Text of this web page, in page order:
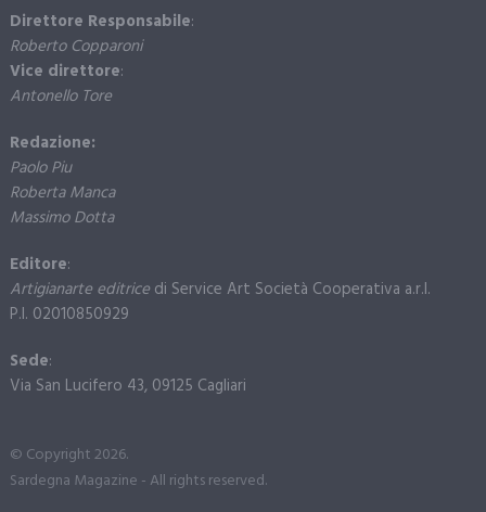
Direttore Responsabile:
Roberto Copparoni
Vice direttore:
Antonello Tore
Redazione:
Paolo Piu
Roberta Manca
Massimo Dotta
Editore:
Artigianarte editricedi Service Art Società Cooperativa a.r.l.
P.I. 02010850929
Sede:
Via San Lucifero 43, 09125 Cagliari
© Copyright 2026.
Sardegna Magazine - All rights reserved.